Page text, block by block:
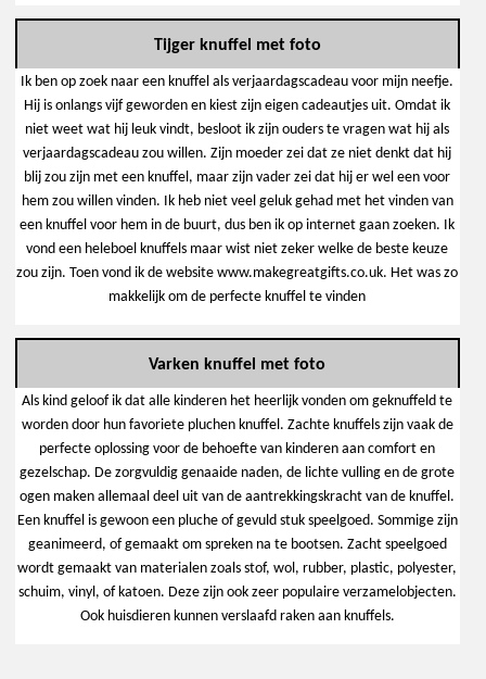
Tijger knuffel met foto
Ik ben op zoek naar een knuffel als verjaardagscadeau voor mijn neefje.
Hij is onlangs vijf geworden en kiest zijn eigen cadeautjes uit. Omdat ik
niet weet wat hij leuk vindt, besloot ik zijn ouders te vragen wat hij als
verjaardagscadeau zou willen. Zijn moeder zei dat ze niet denkt dat hij
blij zou zijn met een knuffel, maar zijn vader zei dat hij er wel een voor
hem zou willen vinden. Ik heb niet veel geluk gehad met het vinden van
een knuffel voor hem in de buurt, dus ben ik op internet gaan zoeken. Ik
vond een heleboel knuffels maar wist niet zeker welke de beste keuze
zou zijn. Toen vond ik de website www.makegreatgifts.co.uk. Het was zo
makkelijk om de perfecte knuffel te vinden
Varken knuffel met foto
Als kind geloof ik dat alle kinderen het heerlijk vonden om geknuffeld te
worden door hun favoriete pluchen knuffel. Zachte knuffels zijn vaak de
perfecte oplossing voor de behoefte van kinderen aan comfort en
gezelschap. De zorgvuldig genaaide naden, de lichte vulling en de grote
ogen maken allemaal deel uit van de aantrekkingskracht van de knuffel.
Een knuffel is gewoon een pluche of gevuld stuk speelgoed. Sommige zijn
geanimeerd, of gemaakt om spreken na te bootsen. Zacht speelgoed
wordt gemaakt van materialen zoals stof, wol, rubber, plastic, polyester,
schuim, vinyl, of katoen. Deze zijn ook zeer populaire verzamelobjecten.
Ook huisdieren kunnen verslaafd raken aan knuffels.